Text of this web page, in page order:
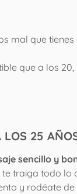
mal que
que a los
LOS 25
sencillo y
traiga todo lo
y rodéate